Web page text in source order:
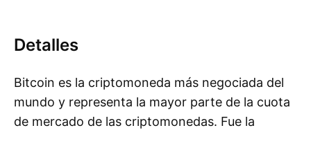
Detalles
Bitcoin es la criptomoneda más negociada del
mundo y representa la mayor parte de la cuota
de mercado de las criptomonedas. Fue la